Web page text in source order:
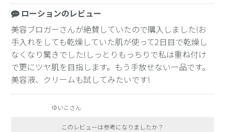
ローションのレビュー
美容ブロガーさんが絶賛していたので購入しました!お
手入れをしても乾燥していた肌が使って2日目で乾燥し
なくなり驚きでした!しっとりもっちりで私は重ね付け
で更にツヤ肌を目指します。もう手放せない一品です。
美容液、クリームも試してみたいです!
ゆいこさん
このレビューは参考になりましたか？